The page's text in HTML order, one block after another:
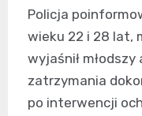
Policja
wieku 22 i 28 lat,
wyjaśnił
zatrzymania
po interwencji